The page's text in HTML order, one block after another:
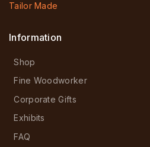
Tailor Made
Information
Shop
Fine Woodworker
Corporate Gifts
Exhibits
FAQ